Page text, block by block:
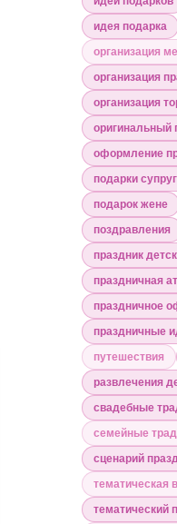
идея подарка
организация
организация
организация
оригинальный
оформление
подарки
подарок жене
поздравления
праздник
праздничная
праздничное
праздничные
путешествия
развлечения
свадебные
семейные
сценарий
тематическая
тематический